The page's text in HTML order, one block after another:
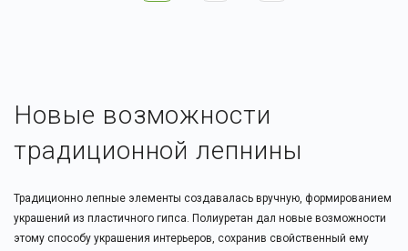
Новые возможности
традиционной лепнины
Традиционно лепные элементы создавалась вручную, формированием
украшений из пластичного гипса. Полиуретан дал новые возможности
этому способу украшения интерьеров, сохранив свойственный ему